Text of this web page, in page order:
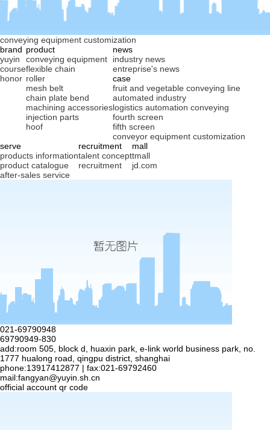
conveying equipment customization
brand
yuyin
course
honor
product
conveying equipment
flexible chain
roller
mesh belt
chain plate bend
machining accessories
injection parts
hoof
news
industry news
entreprise's news
case
fruit and vegetable conveying line
automated industry
logistics automation conveying
fourth screen
fifth screen
conveyor equipment customization
serve
products information
product catalogue
after-sales service
recruitment
talent concept
recruitment
mall
tmall
jd.com
021-69790948
69790949-830
add:room 505, block d, huaxin park, e-link world business park, no.
1777 hualong road, qingpu district, shanghai
phone:13917412877 | fax:021-69792460
mail:fangyan@yuyin.sh.cn
official account qr code